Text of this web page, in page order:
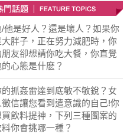
/他是好人？還是壞人？如果你
大胖子，正在努力減肥時，你
朋友卻想請你吃大餐，你直覺
心態是什麽？
的抓姦雷達到底敏不敏銳？女
徵信讓您看到遣意識的自己!你
買飲料提神，下列三種圖案的
你會挑哪一種？